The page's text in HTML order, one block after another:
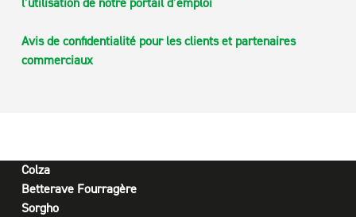
l’utilisation de notre portail d’emploi
Avis de confidentialité pour les clients et partenaires
commerciaux
Colza
Betterave Fourragère
Sorgho